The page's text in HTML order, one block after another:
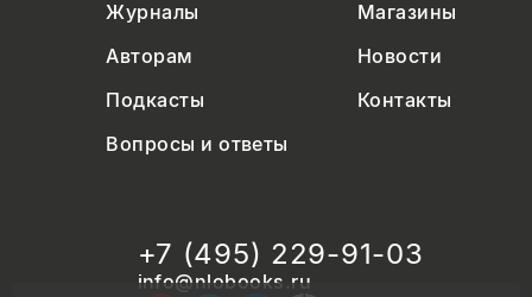
Журналы
Магазины
Авторам
Новости
Подкасты
Контакты
Вопросы и ответы
+7 (495) 229-91-03
info@nlobooks.ru